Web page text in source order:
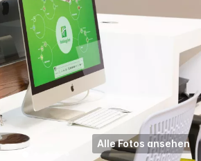
Alle Fotos ansehen